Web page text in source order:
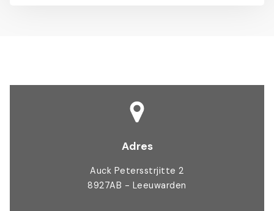
Adres
Auck Petersstrjitte 2
8927AB - Leeuwarden